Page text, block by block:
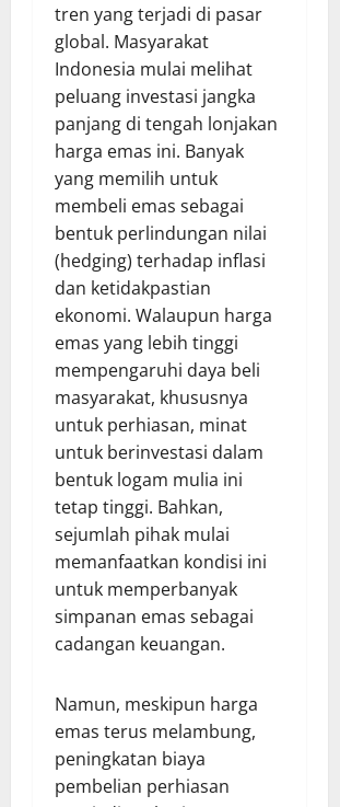
tren yang terjadi di pasar
global. Masyarakat
Indonesia mulai melihat
peluang investasi jangka
panjang di tengah lonjakan
harga emas ini. Banyak
yang memilih untuk
membeli emas sebagai
bentuk perlindungan nilai
(hedging) terhadap inflasi
dan ketidakpastian
ekonomi. Walaupun harga
emas yang lebih tinggi
mempengaruhi daya beli
masyarakat, khususnya
untuk perhiasan, minat
untuk berinvestasi dalam
bentuk logam mulia ini
tetap tinggi. Bahkan,
sejumlah pihak mulai
memanfaatkan kondisi ini
untuk memperbanyak
simpanan emas sebagai
cadangan keuangan.
Namun, meskipun harga
emas terus melambung,
peningkatan biaya
pembelian perhiasan